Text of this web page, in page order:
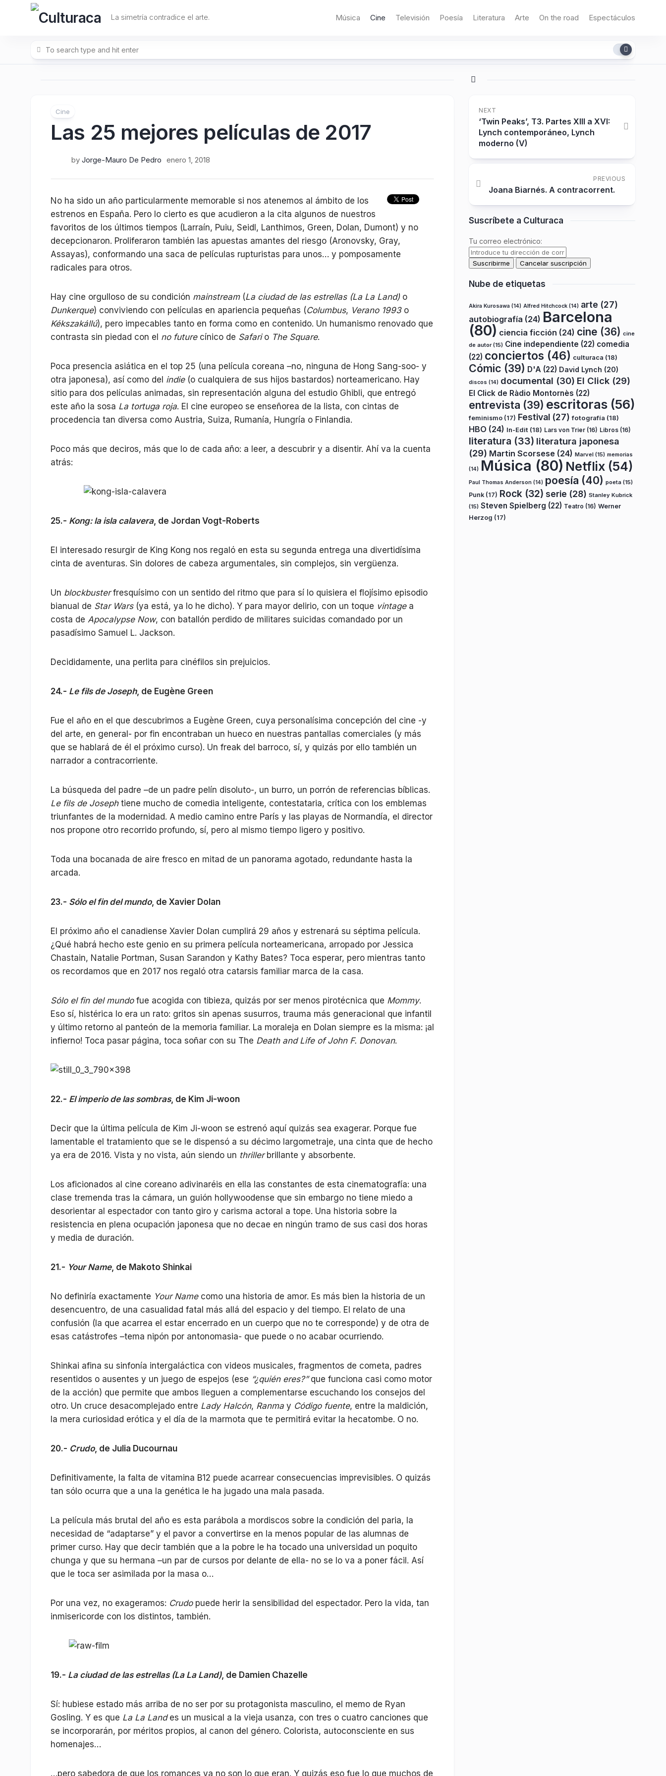
La simetría contradice el arte. Música Cine Televisión Poesía Literatura Arte On the road Espectáculos
Cine
Las 25 mejores películas de 2017
by Jorge-Mauro De Pedro enero 1, 2018
No ha sido un año particularmente memorable si nos atenemos al ámbito de los
estrenos en España. Pero lo cierto es que acudieron a la cita algunos de nuestros
favoritos de los últimos tiempos (Larraín, Puiu, Seidl, Lanthimos, Green, Dolan, Dumont) y no
decepcionaron. Proliferaron también las apuestas amantes del riesgo (Aronovsky, Gray,
Assayas), conformando una saca de películas rupturistas para unos… y pomposamente
radicales para otros.
Hay cine orgulloso de su condición mainstream(La ciudad de las estrellas (La La Land) o
Dunkerque) conviviendo con películas en apariencia pequeñas (Columbus, Verano 1993o
Kékszakállú), pero impecables tanto en forma como en contenido. Un humanismo renovado que
contrasta sin piedad con el no futurecínico de Safario The Square.
Poca presencia asiática en el top 25 (una película coreana –no, ninguna de Hong Sang-soo- y
otra japonesa), así como del indie(o cualquiera de sus hijos bastardos) norteamericano. Hay
sitio para dos películas animadas, sin representación alguna del estudio Ghibli, que entregó
este año la sosa La tortuga roja. El cine europeo se enseñorea de la lista, con cintas de
procedencia tan diversa como Austria, Suiza, Rumanía, Hungría o Finlandia.
Poco más que deciros, más que lo de cada año: a leer, a descubrir y a disentir. Ahí va la cuenta
atrás:
25.- Kong: la isla calavera, de Jordan Vogt-Roberts
El interesado resurgir de King Kong nos regaló en esta su segunda entrega una divertidísima
cinta de aventuras. Sin dolores de cabeza argumentales, sin complejos, sin vergüenza.
Un blockbusterfresquísimo con un sentido del ritmo que para sí lo quisiera el flojísimo episodio
bianual de Star Wars(ya está, ya lo he dicho). Y para mayor delirio, con un toque vintagea
costa de Apocalypse Now, con batallón perdido de militares suicidas comandado por un
pasadísimo Samuel L. Jackson.
Decididamente, una perlita para cinéfilos sin prejuicios.
24.- Le fils de Joseph, de Eugène Green
Fue el año en el que descubrimos a Eugène Green, cuya personalísima concepción del cine -y
del arte, en general- por fin encontraban un hueco en nuestras pantallas comerciales (y más
que se hablará de él el próximo curso). Un freak del barroco, sí, y quizás por ello también un
narrador a contracorriente.
La búsqueda del padre –de un padre pelín disoluto-, un burro, un porrón de referencias bíblicas.
Le fils de Josephtiene mucho de comedia inteligente, contestataria, crítica con los emblemas
triunfantes de la modernidad. A medio camino entre París y las playas de Normandía, el director
nos propone otro recorrido profundo, sí, pero al mismo tiempo ligero y positivo.
Toda una bocanada de aire fresco en mitad de un panorama agotado, redundante hasta la
arcada.
23.- Sólo el fin del mundo, de Xavier Dolan
El próximo año el canadiense Xavier Dolan cumplirá 29 años y estrenará su séptima película.
¿Qué habrá hecho este genio en su primera película norteamericana, arropado por Jessica
Chastain, Natalie Portman, Susan Sarandon y Kathy Bates? Toca esperar, pero mientras tanto
os recordamos que en 2017 nos regaló otra catarsis familiar marca de la casa.
Sólo el fin del mundofue acogida con tibieza, quizás por ser menos pirotécnica que Mommy.
Eso sí, histérica lo era un rato: gritos sin apenas susurros, trauma más generacional que infantil
y último retorno al panteón de la memoria familiar. La moraleja en Dolan siempre es la misma: ¡al
infierno! Toca pasar página, toca soñar con su The Death and Life of John F. Donovan.
22.- El imperio de las sombras, de Kim Ji-woon
Decir que la última película de Kim Ji-woon se estrenó aquí quizás sea exagerar. Porque fue
lamentable el tratamiento que se le dispensó a su décimo largometraje, una cinta que de hecho
ya era de 2016. Vista y no vista, aún siendo un thrillerbrillante y absorbente.
Los aficionados al cine coreano adivinaréis en ella las constantes de esta cinematografía: una
clase tremenda tras la cámara, un guión hollywoodense que sin embargo no tiene miedo a
desorientar al espectador con tanto giro y carisma actoral a tope. Una historia sobre la
resistencia en plena ocupación japonesa que no decae en ningún tramo de sus casi dos horas
y media de duración.
21.- Your Name, de Makoto Shinkai
No definiría exactamente Your Namecomo una historia de amor. Es más bien la historia de un
desencuentro, de una casualidad fatal más allá del espacio y del tiempo. El relato de una
confusión (la que acarrea el estar encerrado en un cuerpo que no te corresponde) y de otra de
esas catástrofes –tema nipón por antonomasia- que puede o no acabar ocurriendo.
Shinkai afina su sinfonía intergaláctica con videos musicales, fragmentos de cometa, padres
resentidos o ausentes y un juego de espejos (ese “¿quién eres?”que funciona casi como motor
de la acción) que permite que ambos lleguen a complementarse escuchando los consejos del
otro. Un cruce desacomplejado entre Lady Halcón, Ranma y Código fuente, entre la maldición,
la mera curiosidad erótica y el día de la marmota que te permitirá evitar la hecatombe. O no.
20.- Crudo, de Julia Ducournau
Definitivamente, la falta de vitamina B12 puede acarrear consecuencias imprevisibles. O quizás
tan sólo ocurra que a una la genética le ha jugado una mala pasada.
La película más brutal del año es esta parábola a mordiscos sobre la condición del paria, la
necesidad de “adaptarse” y el pavor a convertirse en la menos popular de las alumnas de
primer curso. Hay que decir también que a la pobre le ha tocado una universidad un poquito
chunga y que su hermana –un par de cursos por delante de ella- no se lo va a poner fácil. Así
que le toca ser asimilada por la masa o…
Por una vez, no exageramos: Crudopuede herir la sensibilidad del espectador. Pero la vida, tan
inmisericorde con los distintos, también.
19.- La ciudad de las estrellas (La La Land), de Damien Chazelle
Sí: hubiese estado más arriba de no ser por su protagonista masculino, el memo de Ryan
Gosling. Y es que La La Landes un musical a la vieja usanza, con tres o cuatro canciones que
se incorporarán, por méritos propios, al canon del género. Colorista, autoconsciente en sus
homenajes…
…pero sabedora de que los romances ya no son lo que eran. Y quizás eso fue lo que muchos de
NEXT
‘Twin Peaks’, T3. Partes XIII a XVI:
Lynch contemporáneo, Lynch
moderno (V)
PREVIOUS
Joana Biarnés. A contracorrent.
Suscríbete a Culturaca
Tu correo electrónico:
Nube de etiquetas
Akira Kurosawa (14) Alfred Hitchcock (14) arte (27)
autobiografía (24) Barcelona
(80) ciencia ficción (24) cine (36) cine
de autor(15) Cine independiente (22) comedia
(22) conciertos (46) culturaca (18)
Cómic (39) D'A (22) David Lynch (20)
discos (14) documental (30) El Click (29)
El Click de Ràdio Montornès (22)
entrevista (39) escritoras (56)
feminismo (17) Festival (27) fotografía (18)
HBO (24) In-Edit (18) Lars von Trier (16) Libros (16)
literatura (33) literatura japonesa
(29) Martin Scorsese (24) Marvel (15) memorias
(14) Música (80) Netflix (54)
Paul Thomas Anderson (14) poesía (40) poeta (15)
Punk (17) Rock (32) serie (28) Stanley Kubrick
(15) Steven Spielberg (22) Teatro (16) Werner
Herzog (17)